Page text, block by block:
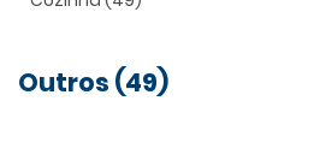
Outros (49)